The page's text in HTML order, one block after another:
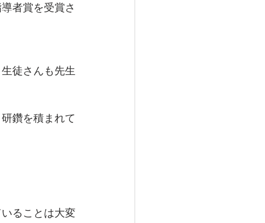
者賞を受賞さ
徒さんも先生
鑽を積まれて
ることは大変